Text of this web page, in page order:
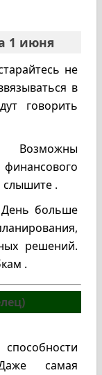
1 июня
не
в
говорить
Возможны
слышите .
День больше
решений.
.
самая